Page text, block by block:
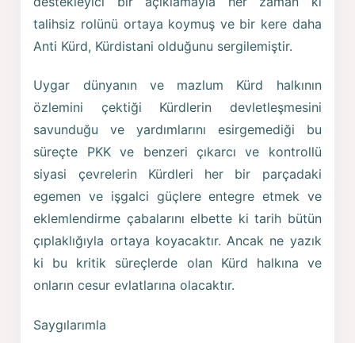
talihsiz rolünü ortaya koymuş ve bir kere daha
Anti Kürd, Kürdistani olduğunu sergilemiştir.
Uygar dünyanın ve mazlum Kürd halkının
özlemini çektiği Kürdlerin devletleşmesini
savunduğu ve yardımlarını esirgemediği bu
süreçte PKK ve benzeri çıkarcı ve kontrollü
siyasi çevrelerin Kürdleri her bir parçadaki
egemen ve işgalci güçlere entegre etmek ve
eklemlendirme çabalarını elbette ki tarih bütün
çıplaklığıyla ortaya koyacaktır. Ancak ne yazık
ki bu kritik süreçlerde olan Kürd halkına ve
onların cesur evlatlarına olacaktır.
Saygılarımla